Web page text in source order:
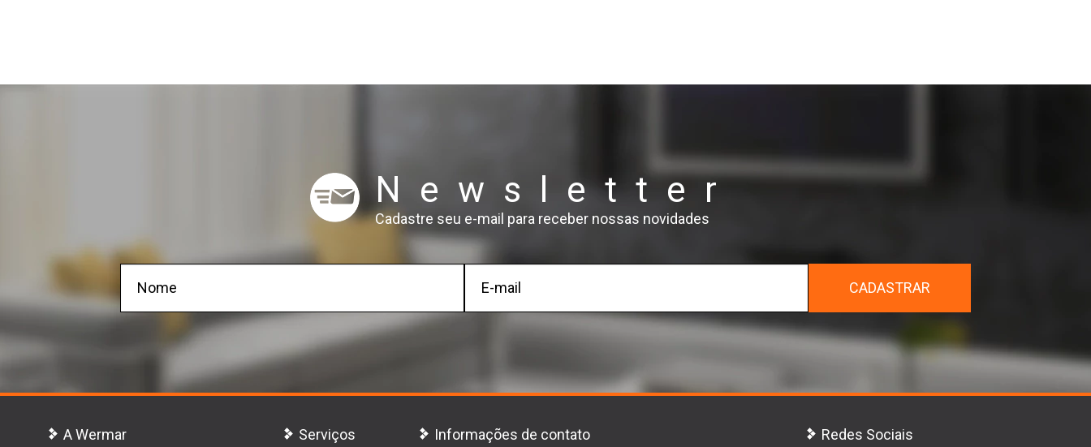
Newsletter
Cadastre seu e-mail para receber nossas novidades
CADASTRAR
A Wermar Serviços Informações de contato Redes Sociais